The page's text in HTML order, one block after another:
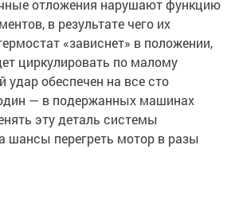
отложения нарушают функцию
в результате чего их
«зависнет» в положении,
циркулировать по малому
удар обеспечен на все сто
— в подержанных машинах
эту деталь системы
шансы перегреть мотор в разы